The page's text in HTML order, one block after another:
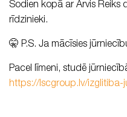
Šodien kopā ar Arvis Reiks
rīdzinieki.
🤫 P.S. Ja mācīsies
Pacel līmeni, studē jūrniecībā!
https://lscgroup.lv/izglitiba-